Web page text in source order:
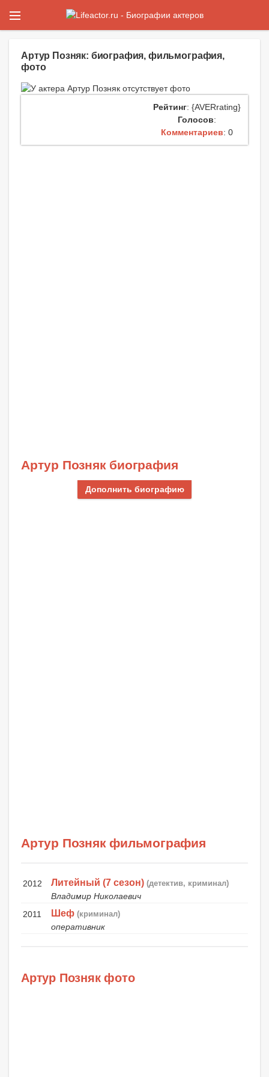
Артур Позняк: биография, фильмография,
фото
Рейтинг: {AVERrating}
Голосов:
Комментариев: 0
Артур Позняк биография
Дополнить биографию
Артур Позняк фильмография
2012 Литейный (7 сезон) (детектив, криминал)
Владимир Николаевич
2011
Шеф (криминал)
оперативник
Артур Позняк фото